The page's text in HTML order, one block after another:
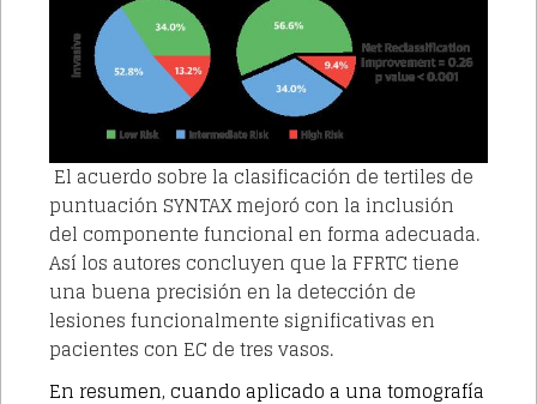
El acuerdo sobre la clasificación de tertiles de
puntuación SYNTAX mejoró con la inclusión
del componente funcional en forma adecuada.
Así los autores concluyen que la FFRTCtiene
una buena precisión en la detección de
lesiones funcionalmente significativas en
pacientes con EC de tres vasos.
En resumen, cuando aplicado a una tomografía